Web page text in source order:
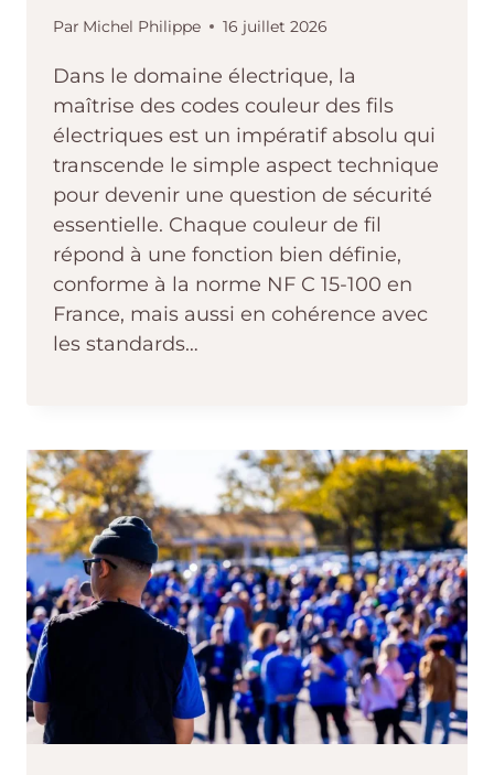
Par Michel Philippe 16 juillet 2026
Dans le domaine électrique, la
maîtrise des codes couleur des fils
électriques est un impératif absolu qui
transcende le simple aspect technique
pour devenir une question de sécurité
essentielle. Chaque couleur de fil
répond à une fonction bien définie,
conforme à la norme NF C 15-100 en
France, mais aussi en cohérence avec
les standards…